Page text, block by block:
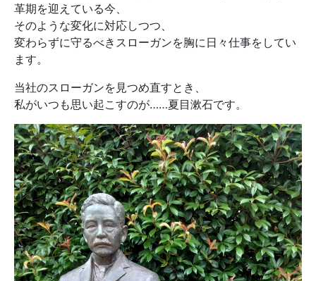
革期を迎えている今、
そのような変化に対応しつつ、
変わらずに守るべきスローガンを胸に日々仕事をしてい
ます。
当社のスローガンを見つめ直すとき、
私がいつも思い起こすのが……夏目漱石です。